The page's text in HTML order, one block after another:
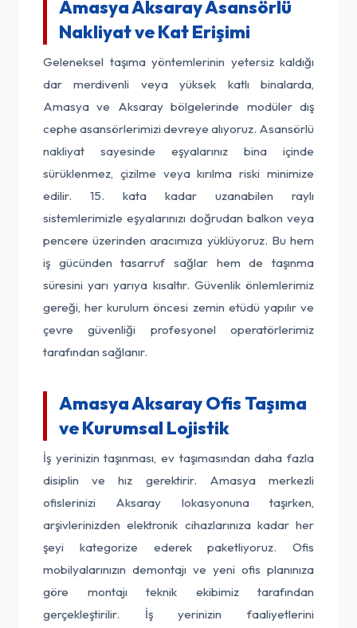
Amasya Aksaray Asansörlü
Nakliyat ve Kat Erişimi
Geleneksel taşıma yöntemlerinin yetersiz kaldığı
dar merdivenli veya yüksek katlı binalarda,
Amasya ve Aksaray bölgelerinde modüler dış
cephe asansörlerimizi devreye alıyoruz. Asansörlü
nakliyat sayesinde eşyalarınız bina içinde
sürüklenmez, çizilme veya kırılma riski minimize
edilir. 15. kata kadar uzanabilen raylı
sistemlerimizle eşyalarınızı doğrudan balkon veya
pencere üzerinden aracımıza yüklüyoruz. Bu hem
iş gücünden tasarruf sağlar hem de taşınma
süresini yarı yarıya kısaltır. Güvenlik önlemlerimiz
gereği, her kurulum öncesi zemin etüdü yapılır ve
çevre güvenliği profesyonel operatörlerimiz
tarafından sağlanır.
Amasya Aksaray Ofis Taşıma
ve Kurumsal Lojistik
İş yerinizin taşınması, ev taşımasından daha fazla
disiplin ve hız gerektirir. Amasya merkezli
ofislerinizi Aksaray lokasyonuna taşırken,
arşivlerinizden elektronik cihazlarınıza kadar her
şeyi kategorize ederek paketliyoruz. Ofis
mobilyalarınızın demontajı ve yeni ofis planınıza
göre montajı teknik ekibimiz tarafından
gerçekleştirilir. İş yerinizin faaliyetlerini